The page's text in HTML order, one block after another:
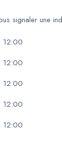
signaler une